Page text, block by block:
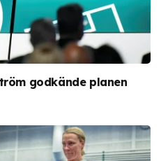
godkände planen